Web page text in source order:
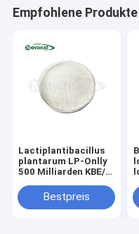
Empfohlene Produkte
Lactiplantibacillus
plantarum LP-Onlly
500 Milliarden KBE/g
Bestpreis